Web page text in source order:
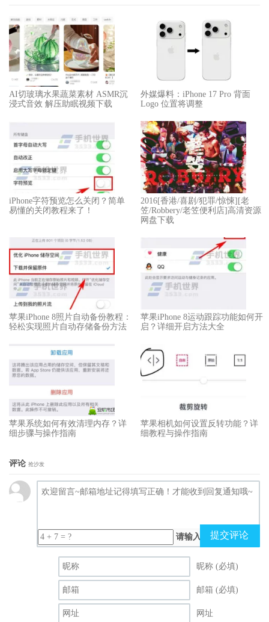
​​AI切玻璃水果蔬菜素材 ASMR沉
浸式音效 解压助眠视频下载
外媒爆料：​​iPhone 17 Pro 背面
Logo 位置将调整​​
iPhone字符预览怎么关闭？简单
易懂的关闭教程来了！
2016[香港/喜剧/犯罪/惊悚][老
笠/Robbery/老笠便利店]高清资源
网盘下载
苹果iPhone 8照片自动备份教程：
轻松实现照片自动存储备份方法
苹果iPhone 8运动跟踪功能如何开
启？详细开启方法大全
苹果系统如何有效清理内存？详
细步骤与操作指南
苹果相机如何设置反转功能？详
细教程与操作指南
评论 抢沙发
请输入（计算结果）
提交评论
昵称 (必填)
邮箱 (必填)
网址